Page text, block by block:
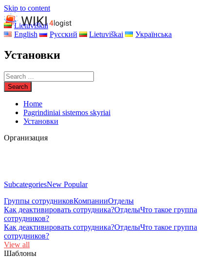
Skip to content
Lietuviškai
English
Русский Lietuviškai Українська
Установки
Home
Pagrindiniai sistemos skyriai
Установки
Организация
SubcategoriesNew Popular
Группы сотрудниковКомпанииОтделы
Как деактивировать сотрудника?ОтделыЧто такое группа
сотрудников?
Как деактивировать сотрудника?ОтделыЧто такое группа
сотрудников?
View all
Шаблоны